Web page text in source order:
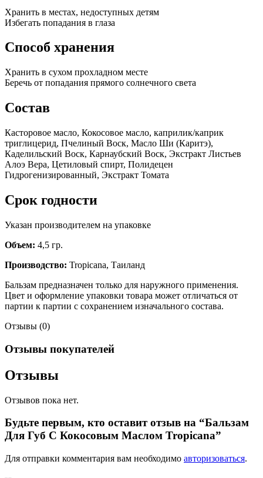
Хранить в местах, недоступных детям
Избегать попадания в глаза
Способ хранения
Хранить в сухом прохладном месте
Беречь от попадания прямого солнечного света
Состав
Касторовое масло, Кокосовое масло, каприлик/каприк
триглицерид, Пчелиный Воск, Масло Ши (Каритэ),
Каделильский Воск, Карнаубский Воск, Экстракт Листьев
Алоэ Вера, Цетиловый спирт, Полидецен
Гидрогенизированный, Экстракт Томата
Срок годности
Указан производителем на упаковке
Объем: 4,5 гр.
Производство: Tropicana, Таиланд
Бальзам предназначен только для наружного применения.
Цвет и оформление упаковки товара может отличаться от
партии к партии с сохранением изначального состава.
Отзывы (0)
Отзывы покупателей
Отзывы
Отзывов пока нет.
Будьте первым, кто оставит отзыв на “Бальзам
Для Губ С Кокосовым Маслом Tropicana”
Для отправки комментария вам необходимо авторизоваться.